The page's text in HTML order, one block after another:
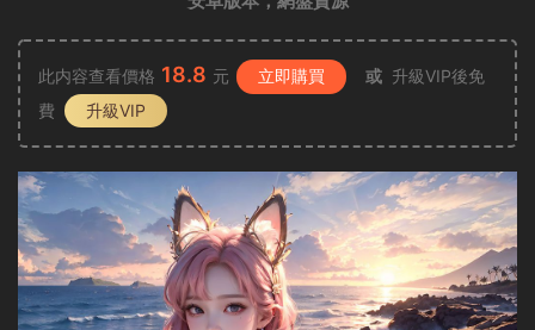
此内容查看價格 18.8 元 立即購買 或 升級VIP後免
費
升級VIP